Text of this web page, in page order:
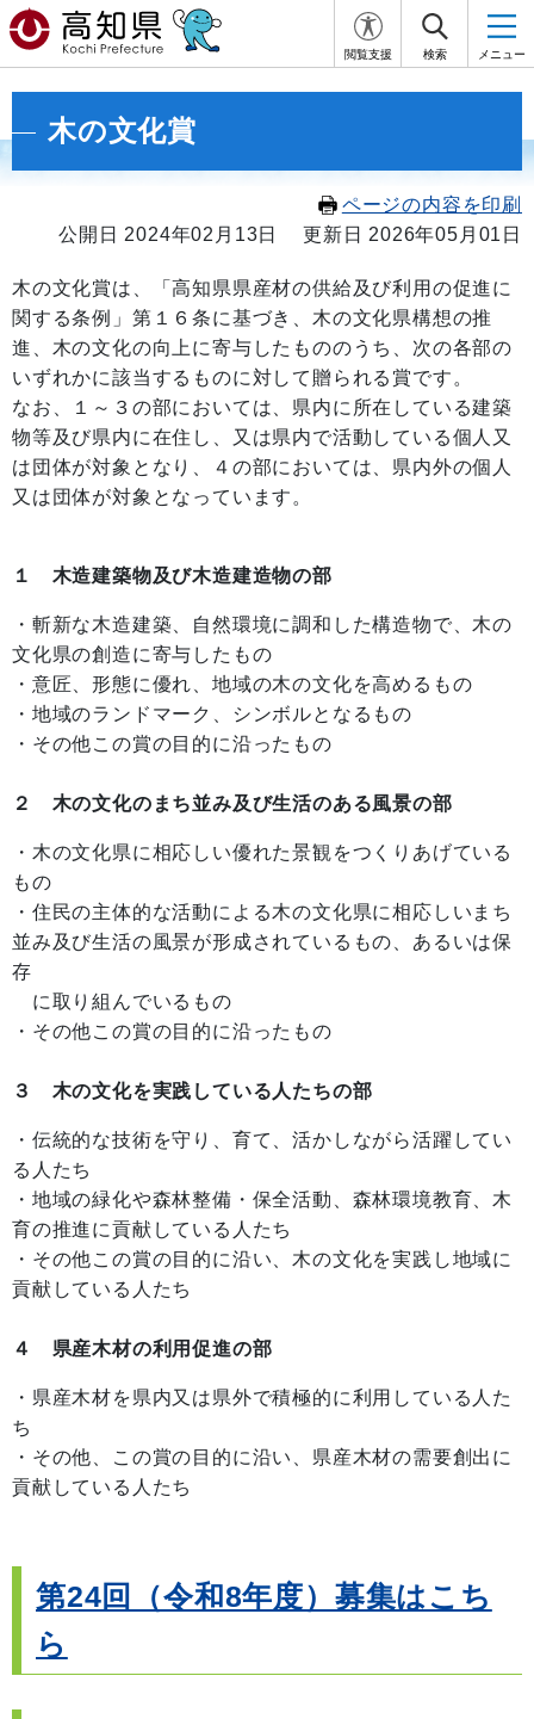
閲覧支援 検索 メニュー
木の文化賞
ページの内容を印刷
公開日 2024年02月13日
更新日 2026年05月01日
木の文化賞は、「高知県県産材の供給及び利用の促進に
関する条例」第１６条に基づき、木の文化県構想の推
進、木の文化の向上に寄与したもののうち、次の各部の
いずれかに該当するものに対して贈られる賞です。
なお、１～３の部においては、県内に所在している建築
物等及び県内に在住し、又は県内で活動している個人又
は団体が対象となり、４の部においては、県内外の個人
又は団体が対象となっています。
１ 木造建築物及び木造建造物の部
・斬新な木造建築、自然環境に調和した構造物で、木の
文化県の創造に寄与したもの
・意匠、形態に優れ、地域の木の文化を高めるもの
・地域のランドマーク、シンボルとなるもの
・その他この賞の目的に沿ったもの
２ 木の文化のまち並み及び生活のある風景の部
・木の文化県に相応しい優れた景観をつくりあげている
もの
・住民の主体的な活動による木の文化県に相応しいまち
並み及び生活の風景が形成されているもの、あるいは保
存
に取り組んでいるもの
・その他この賞の目的に沿ったもの
３ 木の文化を実践している人たちの部
・伝統的な技術を守り、育て、活かしながら活躍してい
る人たち
・地域の緑化や森林整備・保全活動、森林環境教育、木
育の推進に貢献している人たち
・その他この賞の目的に沿い、木の文化を実践し地域に
貢献している人たち
４ 県産木材の利用促進の部
・県産木材を県内又は県外で積極的に利用している人た
ち
・その他、この賞の目的に沿い、県産木材の需要創出に
貢献している人たち
第24回（令和8年度）募集はこち
ら